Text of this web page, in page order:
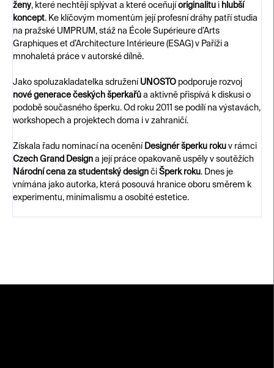
ženy, které nechtějí splývat a které oceňují originalitu i hlubší
koncept. Ke klíčovým momentům její profesní dráhy patří studia
na pražské UMPRUM, stáž na École Supérieure d’Arts
Graphiques et d’Architecture Intérieure (ESAG) v Paříži a
mnohaletá práce v autorské dílně.
Jako spoluzakladatelka sdružení UNOSTO podporuje rozvoj
nové generace českých šperkařů a aktivně přispívá k diskusi o
podobě současného šperku. Od roku 2011 se podílí na výstavách,
workshopech a projektech doma i v zahraničí.
Získala řadu nominací na ocenění Designér šperku roku v rámci
Czech Grand Design a její práce opakovaně uspěly v soutěžích
Národní cena za studentský design či Šperk roku. Dnes je
vnímána jako autorka, která posouvá hranice oboru směrem k
experimentu, minimalismu a osobité estetice.